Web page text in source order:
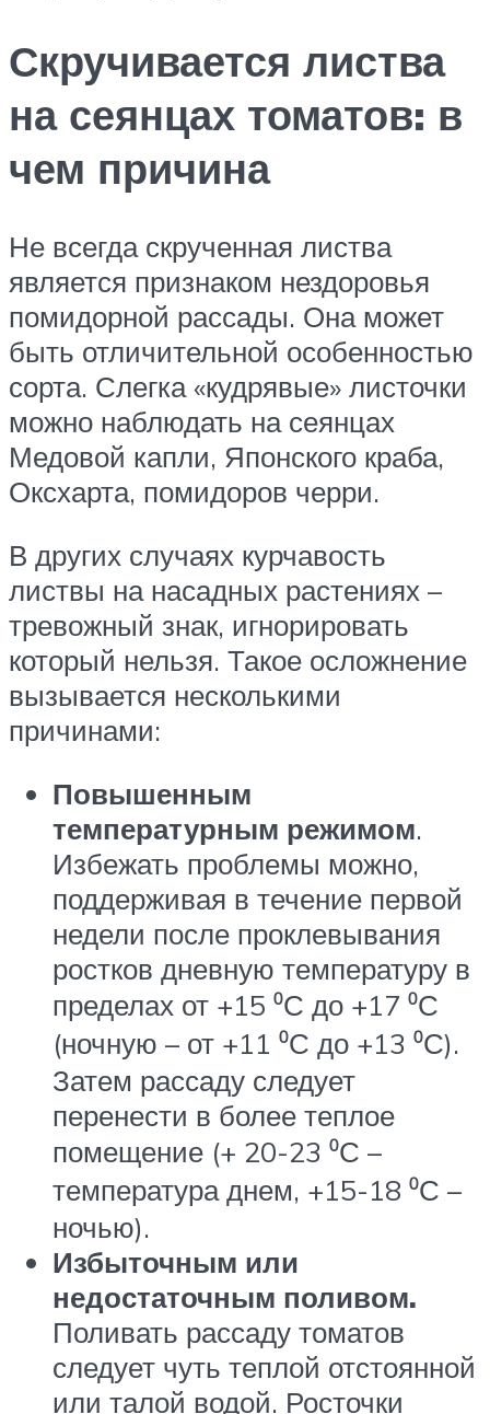
Скручивается листва
на сеянцах томатов: в
чем причина
Не всегда скрученная листва
является признаком нездоровья
помидорной рассады. Она может
быть отличительной особенностью
сорта. Слегка «кудрявые» листочки
можно наблюдать на сеянцах
Медовой капли, Японского краба,
Оксхарта, помидоров черри.
В других случаях курчавость
листвы на насадных растениях –
тревожный знак, игнорировать
который нельзя. Такое осложнение
вызывается несколькими
причинами:
Повышенным
температурным режимом.
Избежать проблемы можно,
поддерживая в течение первой
недели после проклевывания
ростков дневную температуру в
пределах от +15 ⁰С до +17 ⁰С
(ночную – от +11 ⁰С до +13 ⁰С).
Затем рассаду следует
перенести в более теплое
помещение (+ 20-23 ⁰С –
температура днем, +15-18 ⁰С –
ночью).
Избыточным или
недостаточным поливом.
Поливать рассаду томатов
следует чуть теплой отстоянной
или талой водой. Росточки